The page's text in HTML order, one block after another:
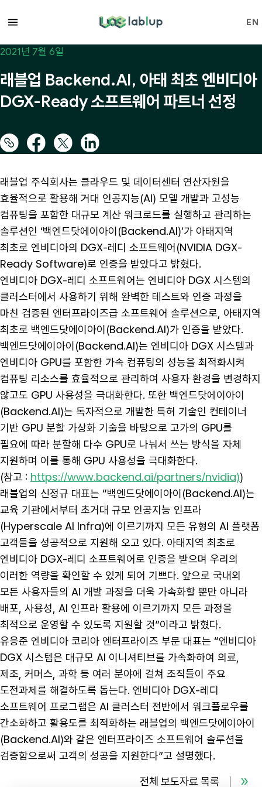
lablup.com EN
2021년 7월 6일
래블업 Backend.AI, 아태 최초 엔비디아
DGX-Ready 소프트웨어 파트너 선정
래블업 주식회사는 클라우드 및 데이터센터 연산자원을
효율적으로 활용해 거대 인공지능(AI) 모델 개발과 고성능
컴퓨팅을 포함한 대규모 계산 워크로드를 실행하고 관리하는
솔루션인 ‘백엔드닷에이아이(Backend.AI)’가 아태지역
최초로 엔비디아의 DGX-레디 소프트웨어(NVIDIA DGX-
Ready Software)로 인증을 받았다고 밝혔다.
엔비디아 DGX-레디 소프트웨어는 엔비디아 DGX 시스템의
클러스터에서 사용하기 위해 완벽한 테스트와 인증 과정을
마친 검증된 엔터프라이즈급 소프트웨어 솔루션으로, 아태지역
최초로 백엔드닷에이아이(Backend.AI)가 인증을 받았다.
백엔드닷에이아이(Backend.AI)는 엔비디아 DGX 시스템과
엔비디아 GPU를 포함한 가속 컴퓨팅의 성능을 최적화시켜
컴퓨팅 리소스를 효율적으로 관리하여 사용자 환경을 변경하지
않고도 GPU 사용성을 극대화한다. 또한 백엔드닷에이아이
(Backend.AI)는 독자적으로 개발한 특허 기술인 컨테이너
기반 GPU 분할 가상화 기술을 바탕으로 고가의 GPU를
필요에 따라 분할해 다수 GPU로 나눠서 쓰는 방식을 자체
지원하며 이를 통해 GPU 사용성을 극대화한다.
(참고 : https://www.backend.ai/partners/nvidia))
래블업의 신정규 대표는 “백엔드닷에이아이(Backend.AI)는
교육 기관에서부터 초거대 규모 인공지능 인프라
(Hyperscale AI Infra)에 이르기까지 모든 유형의 AI 플랫폼
고객들을 성공적으로 지원해 오고 있다. 아태지역 최초로
엔비디아 DGX-레디 소프트웨어로 인증을 받으며 우리의
이러한 역량을 확인할 수 있게 되어 기쁘다. 앞으로 국내외
모든 사용자들의 AI 개발 과정을 더욱 가속화할 뿐만 아니라
배포, 사용성, AI 인프라 활용에 이르기까지 모든 과정을
최적으로 운영할 수 있도록 지원할 것”이라고 밝혔다.
유응준 엔비디아 코리아 엔터프라이즈 부문 대표는 “엔비디아
DGX 시스템은 대규모 AI 이니셔티브를 가속화하여 의료,
제조, 커머스, 과학 등 여러 분야에 걸쳐 조직들이 주요
도전과제를 해결하도록 돕는다. 엔비디아 DGX-레디
소프트웨어 프로그램은 AI 클러스터 전반에서 워크플로우를
간소화하고 활용도를 최적화하는 래블업의 백엔드닷에이아이
(Backend.AI)와 같은 엔터프라이즈 소프트웨어 솔루션을
검증함으로써 고객의 성공을 지원한다”고 설명했다.
전체 보도자료 목록